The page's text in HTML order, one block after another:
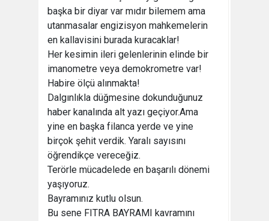
başka bir diyar var mıdır bilemem ama
utanmasalar engizisyon mahkemelerin
en kallavisini burada kuracaklar!
Her kesimin ileri gelenlerinin elinde bir
imanometre veya demokrometre var!
Habire ölçü alınmakta!
Dalgınlıkla düğmesine dokunduğunuz
haber kanalında alt yazı geçiyor.Ama
yine en başka filanca yerde ve yine
birçok şehit verdik. Yaralı sayısını
öğrendikçe vereceğiz.
Terörle mücadelede en başarılı dönemi
yaşıyoruz.
Bayramınız kutlu olsun.
Bu sene FITRA BAYRAMI kavramını